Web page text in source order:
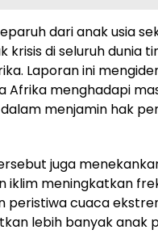
dari anak usia
krisis di seluruh dunia
Laporan ini
Afrika menghadapi
menjamin hak
juga
iklim meningkatkan
peristiwa cuaca
lebih banyak anak